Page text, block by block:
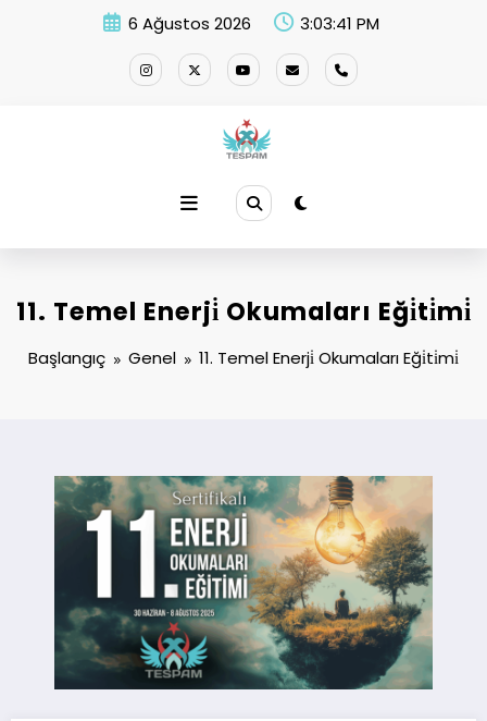
6 Ağustos 2026 3:03:42 PM
11. Temel Enerji̇ Okumaları Eği̇ti̇mi̇
Başlangıç Genel 11. Temel Enerji̇ Okumaları Eği̇ti̇mi̇